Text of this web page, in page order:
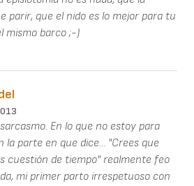
parir, que el nido es lo mejor para tu
mismo barco ;-)
En lo que no estoy para
la parte en que dice... "Crees que
cuestión de tiempo" realmente feo
mi primer parto irrespetuoso con